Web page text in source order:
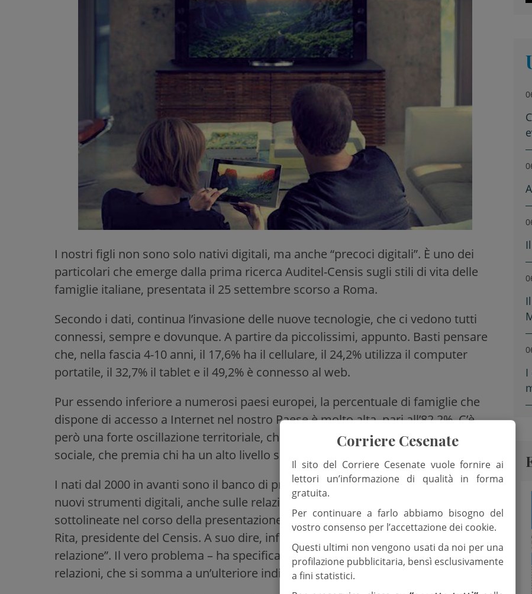
I nostri figli non sono solo nativi digitali, ma anche “precoci digitali”. È uno dei
particolari che emerge dalla prima ricerca Auditel-Censis sugli stili di vita delle
famiglie italiane, presentata il 25 settembre scorso a Roma.
Secondo i dati, continua l’invasione delle nuove tecnologie, che ci vedono tutti
connessi, sempre e dovunque. A partire da piccolissimi, appunto. Basti pensare
che, nella fascia 4-10 anni, il 17,6% ha il cellulare, il 24,2% utilizza il computer
portatile, il 32,7% il tablet e il 49,2% è connesso al web.
Pur essendo inferiore a numerosi paesi europei, la percentuale di famiglie che
dispone di accesso a Internet nel nostro Paese è molto alta, pari all’82,2%. C’è
però una forte oscillazione territoriale, che penalizza il Sud, e una diversificazione
sociale, che premia chi ha un alto livello socioeconomico.
I nati dal 2000 in avanti sono il banco di prova tangibile degli effetti sociali dei
nuovi strumenti digitali, anche sulle relazioni familiari. È questa una delle criticità
sottolineate nel corso della presentazione del Rapporto da parte di Giuseppe De
Rita, presidente del Censis. A suo dire, infatti, la tecnologia “aumenta la crisi della
relazione”. Il vero problema – ha specificato lo studioso – “è la rottura delle
relazioni, che si somma a un’ulteriore individualizzazione”.
I
Corriere Cesenate
Il sito del Corriere Cesenate vuole fornire ai
lettori un’informazione di qualità in forma
gratuita.
Per continuare a farlo abbiamo bisogno del
vostro consenso per l’accettazione dei cookie.
Questi ultimi non vengono usati da noi per una
profilazione pubblicitaria, bensì esclusivamente
a fini statistici.